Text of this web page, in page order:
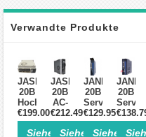
Verwandte Produkte
JASD20002-
20B
Hochspannungs-
AC-
Servomotor-
Treiber,
€199.00
Siehe Einzelheiten>
JASD30002-
20B
AC-
Servomotor-
Treiber,
3KW,
€212.49
Siehe
JAND4002-
20B
Servotreiber,
400W,
180–
240V,
€129.95
Siehe
20B
750W,
180–